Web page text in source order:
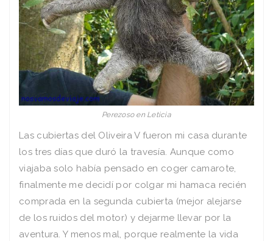
Perezoso en Leticia
Las cubiertas del Oliveira V fueron mi casa durante
los tres días que duró la travesía. Aunque como
viajaba solo había pensado en coger camarote,
finalmente me decidí por colgar mi hamaca recién
comprada en la segunda cubierta (mejor alejarse
de los ruidos del motor) y dejarme llevar por la
aventura. Y menos mal, porque realmente la vida